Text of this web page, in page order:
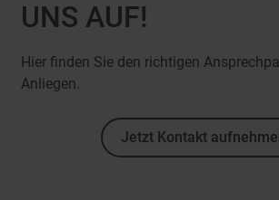
UNS AUF!
Hier finden Sie den richtigen
Anliegen.
Jetzt Kontakt